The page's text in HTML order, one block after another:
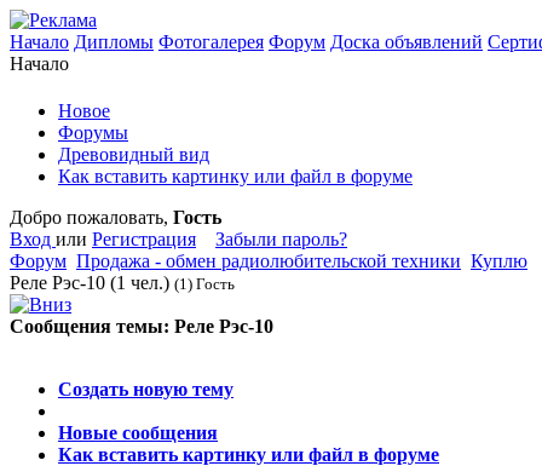
Начало Дипломы Фотогалерея Форум Доска объявлений
Начало
Новое
Форумы
Древовидный вид
Как вставить картинку или файл в форуме
Добро пожаловать, Гость
Вход или Регистрация
Забыли пароль?
Форум Продажа - обмен радиолюбительской техники Куплю
Реле Рэс-10 (1 чел.) (1) Гость
Сообщения темы: Реле Рэс-10
Создать новую тему
Новые сообщения
Как вставить картинку или файл в форуме